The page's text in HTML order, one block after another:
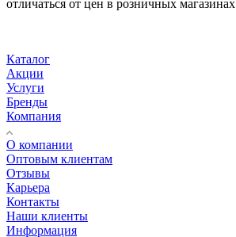
отличаться от цен в розничных магазинах
Каталог
Акции
Услуги
Бренды
Компания
О компании
Оптовым клиентам
Отзывы
Карьера
Контакты
Наши клиенты
Информация